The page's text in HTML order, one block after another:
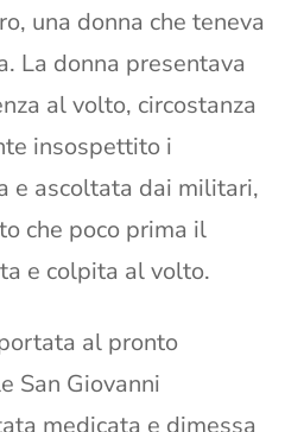
una donna che teneva
La donna presentava
al volto, circostanza
insospettito i
e ascoltata dai militari,
che poco prima il
e colpita al volto.
al pronto
San Giovanni